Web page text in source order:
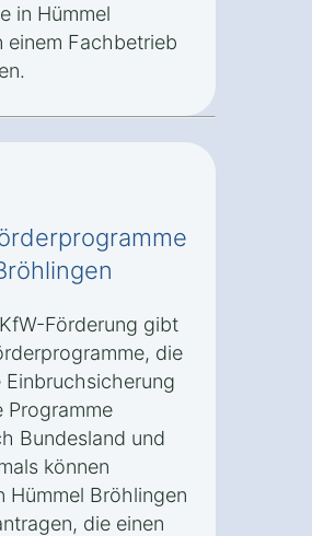
in Hümmel
einem Fachbetrieb
Förderung gibt
die
Programme
Bundesland und
können
Hümmel Bröhlingen
die einen